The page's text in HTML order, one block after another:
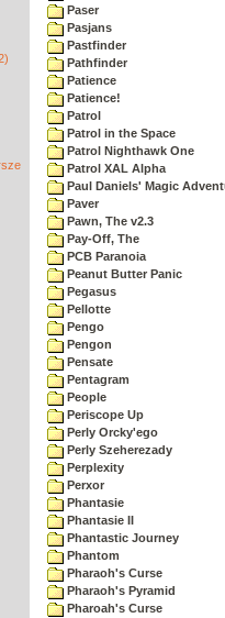
Paser
Pasjans
Pastfinder
Pathfinder
Patience
Patience!
Patrol
Patrol in the Space
Patrol Nighthawk One
Patrol XAL Alpha
Paul Daniels' Magic
Paver
Pawn, The v2.3
Pay-Off, The
PCB Paranoia
Peanut Butter Panic
Pegasus
Pellotte
Pengo
Pengon
Pensate
Pentagram
People
Periscope Up
Perly Orcky'ego
Perly Szeherezady
Perplexity
Perxor
Phantasie
Phantasie II
Phantastic Journey
Phantom
Pharaoh's Curse
Pharaoh's Pyramid
Pharoah's Curse